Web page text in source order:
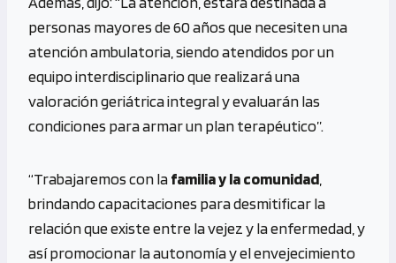
personas mayores de 60 años que necesiten una
atención ambulatoria, siendo atendidos por un
equipo interdisciplinario que realizará una
valoración geriátrica integral y evaluarán las
condiciones para armar un plan terapéutico”.
“Trabajaremos con lafamilia y la comunidad
brindando capacitaciones para desmitificar la
relación que existe entre la vejez y la enfermedad, y
así promocionar la autonomía y el envejecimiento